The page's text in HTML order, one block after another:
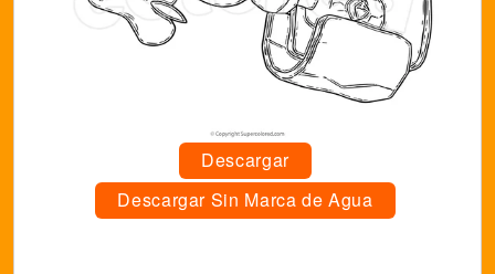
Descargar
Descargar Sin Marca de Agua